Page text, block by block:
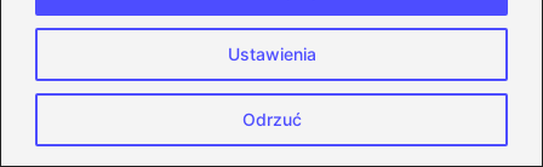
Ustawienia
Odrzuć